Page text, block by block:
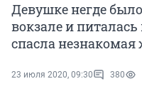
Девушке негде
вокзале и питалась
спасла
23 июля 2020, 09:30 380